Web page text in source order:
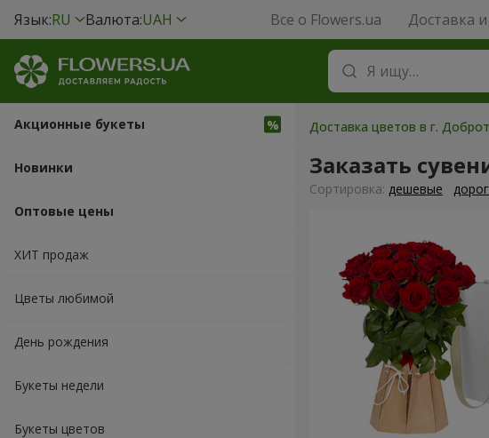
Язык:RU Валюта:UAH Все о Flowers.ua Доставка
Акционные букеты
Новинки
Оптовые цены
ХИТ продаж
Цветы любимой
День рождения
Букеты недели
Букеты цветов
Доставка цветов в г.
Заказать
Cортировка: дешевые